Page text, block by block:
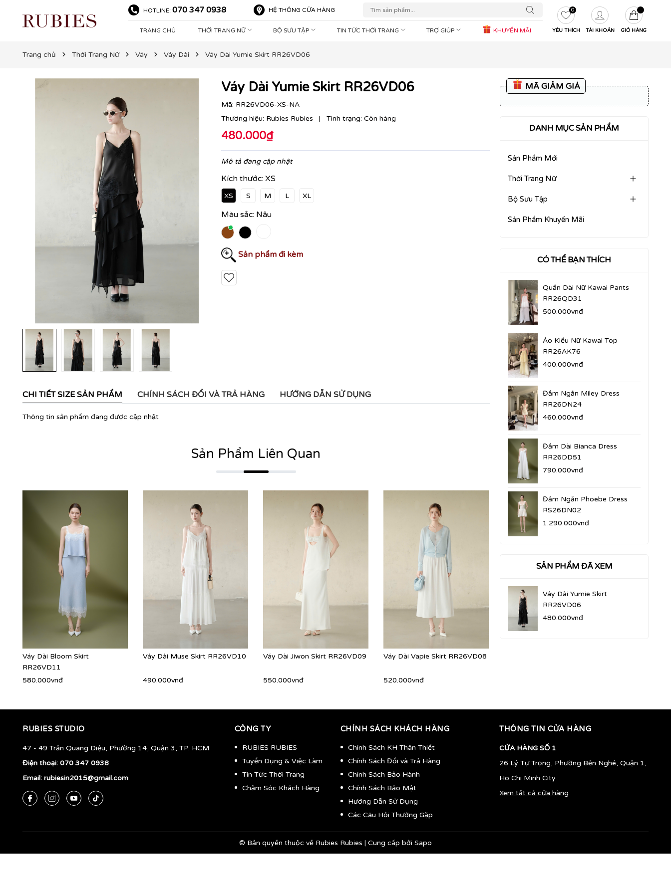
HOTLINE: 070 347 0938 HỆ THỐNG CỬA HÀNG
TRANG CHỦ THỜI TRANG NỮ BỘ SƯU TẬP TIN TỨC THỜI TRANG TRỢ GIÚP KHUYẾN MÃI YÊU THÍCH
0
TÀI KHOẢN GIỎ HÀNG
Trang chủ Thời Trang Nữ Váy Váy Dài Váy Dài Yumie Skirt RR26VD06
Váy Dài Yumie Skirt RR26VD06
Mã: RR26VD06-XS-NA
Thương hiệu: Rubies Rubies | Tình trạng: Còn hàng
480.000₫
Mô tả đang cập nhật
Kích thước:XS
XS S M L XL
Màu sắc: Nâu
Sản phẩm đi kèm
CHI TIẾT SIZE SẢN PHẨM CHÍNH SÁCH ĐỔI VÀ TRẢ HÀNG HƯỚNG DẪN SỬ DỤNG
Thông tin sản phẩm đang được cập nhật
Sản Phẩm Liên Quan
Váy Dài Bloom Skirt
RR26VD11
580.000vnđ
Váy Dài Muse Skirt RR26VD10
490.000vnđ
Váy Dài Jiwon Skirt RR26VD09
550.000vnđ
Váy Dài Vapie Skirt RR26VD08
520.000vnđ
MÃ GIẢM GIÁ
DANH MỤC SẢN PHẨM
Sản Phẩm Mới
Thời Trang Nữ
Bộ Sưu Tập
Sản Phẩm Khuyến Mãi
CÓ THỂ BẠN THÍCH
Quần Dài Nữ Kawai Pants
RR26QD31
500.000vnđ
Áo Kiểu Nữ Kawai Top
RR26AK76
400.000vnđ
Đầm Ngắn Miley Dress
RR26DN24
460.000vnđ
Đầm Dài Bianca Dress
RR26DD51
790.000vnđ
Đầm Ngắn Phoebe Dress
RS26DN02
1.290.000vnđ
SẢN PHẨM ĐÃ XEM
Váy Dài Yumie Skirt
RR26VD06
480.000vnđ
RUBIES STUDIO
47 - 49 Trần Quang Diệu, Phường 14, Quận 3, TP. HCM
Điện thoại: 070 347 0938
Email: rubiesin2015@gmail.com
CÔNG TY
RUBIES RUBIES
Tuyển Dụng & Việc Làm
Tin Tức Thời Trang
Chăm Sóc Khách Hàng
CHÍNH SÁCH KHÁCH HÀNG
Chính Sách KH Thân Thiết
Chính Sách Đổi và Trả Hàng
Chính Sách Bảo Hành
Chính Sách Bảo Mật
Hướng Dẫn Sử Dụng
Các Câu Hỏi Thường Gặp
THÔNG TIN CỬA HÀNG
CỬA HÀNG SỐ 1
26 Lý Tự Trọng, Phường Bến Nghé, Quận 1,
Ho Chi Minh City
Xem tất cả cửa hàng
© Bản quyền thuộc về Rubies Rubies | Cung cấp bởi Sapo